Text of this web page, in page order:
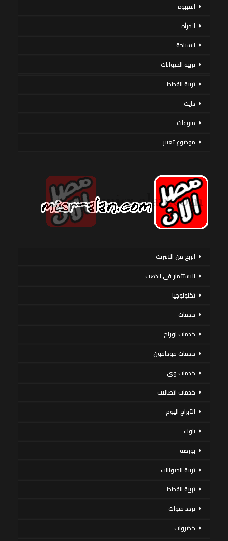
القهوة
المرأة
السياحة
تربية الحيوانات
تربية القطط
دايت
منوعات
موضوع تعبير
الربح من الانترنت
الاستثمار فى الذهب
تكنولوجيا
خدمات
خدمات اورنج
خدمات فودافون
خدمات وى
خدمات اتصالات
الأبراج اليوم
بنوك
بورصة
تربية الحيوانات
تربية القطط
تردد قنوات
خضروات